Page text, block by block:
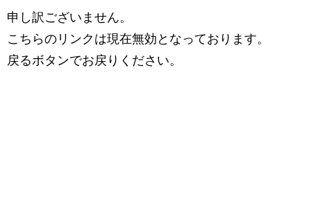
申し訳ございません。
こちらのリンクは現在無効となっております。
戻るボタンでお戻りください。